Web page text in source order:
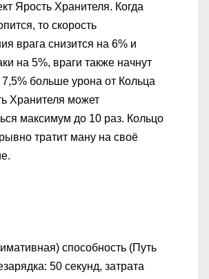
Ярость Хранителя. Когда
то скорость
врага снизится на 6% и
на 5%, враги также начнут
7,5% больше урона от Кольца
Хранителя может
максимум до 10 раз. Кольцо
тратит ману на своё
способность (Путь
50 секунд, затрата